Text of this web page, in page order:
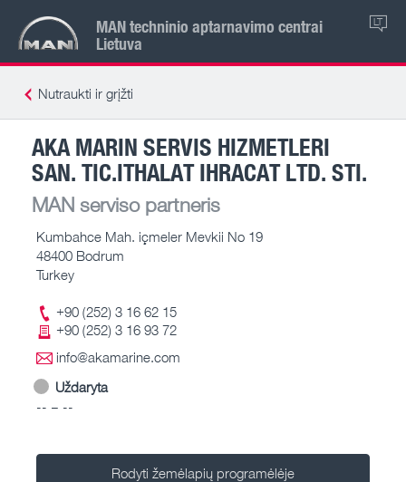
MAN techninio aptarnavimo centrai
Lietuva
LT
Nutraukti ir grįžti
AKA MARIN SERVIS HIZMETLERI
SAN. TIC.ITHALAT IHRACAT LTD. STI.
MAN serviso partneris
Kumbahce Mah. içmeler Mevkii No 19
48400 Bodrum
Turkey
+90 (252) 3 16 62 15
+90 (252) 3 16 93 72
info@akamarine.com
Uždaryta
-- – --
Rodyti žemėlapių programėlėje